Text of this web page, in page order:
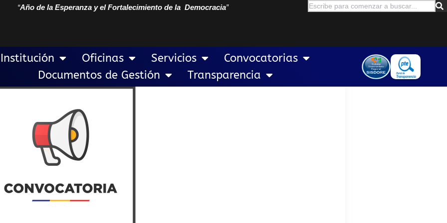
“Año de la Esperanza y el Fortalecimiento de la Democracia”
Institución Oficinas Servicios
Convocatorias
Documentos de Gestión
Transparencia